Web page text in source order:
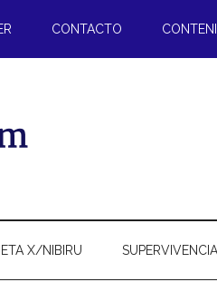
CONTACTO
X/NIBIRU SUPERVIVENCIA